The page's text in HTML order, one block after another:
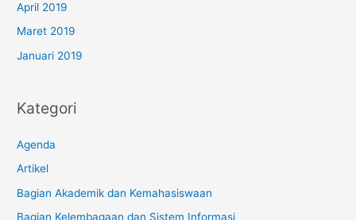
April 2019
Maret 2019
Januari 2019
Kategori
Agenda
Artikel
Bagian Akademik dan Kemahasiswaan
Bagian Kelembagaan dan Sistem Informasi